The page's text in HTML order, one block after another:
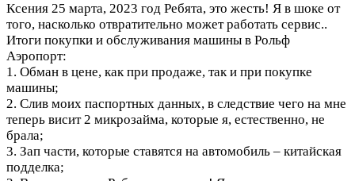
Ксения 25 марта, 2023 год Ребята, это жесть! Я в шоке от
того, насколько отвратительно может работать сервис..
Итоги покупки и обслуживания машины в Рольф
Аэропорт:
1. Обман в цене, как при продаже, так и при покупке
машины;
2. Слив моих паспортных данных, в следствие чего на мне
теперь висит 2 микрозайма, которые я, естественно, не
брала;
3. Зап части, которые ставятся на автомобиль – китайская
подделка;